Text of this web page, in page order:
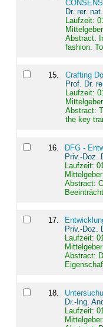
CONSENS
Dr. rer.
Laufzeit:
Abstract:
fashion. To
15.
Crafting
Prof. Dr.
Laufzeit:
Abstract:
the key
16
DFG -
Priv.-Doz.
Laufzeit:
Abstract:
17.
Priv.-Doz.
Laufzeit:
Abstract:
18
Dr.-Ing.
Laufzeit: